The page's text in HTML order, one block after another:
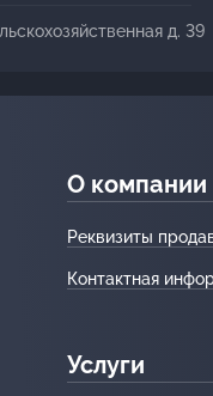
д. 39
О компании
Реквизиты
Контактная
Услуги